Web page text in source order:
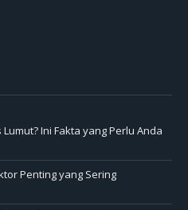
Ini Fakta yang Perlu Anda
Penting yang Sering